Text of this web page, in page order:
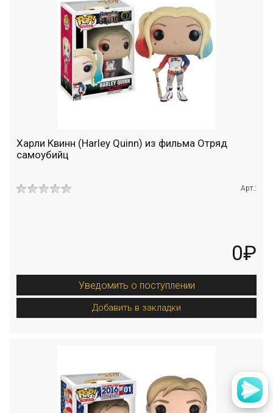
Харли Квинн (Harley Quinn) из фильма Отряд
самоубийц
Арт.:
0₽
Уведомить о поступлении
Добавить в закладки